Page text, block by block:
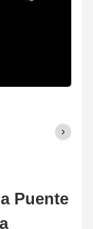
Puente